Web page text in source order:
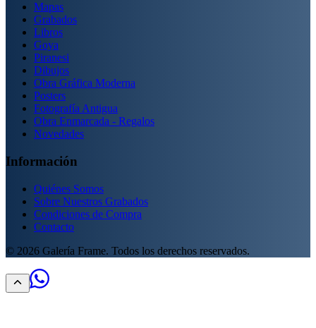
Mapas
Grabados
Libros
Goya
Piranesi
Dibujos
Obra Gráfica Moderna
Posters
Fotografía Antigua
Obra Enmarcada - Regalos
Novedades
Información
Quiénes Somos
Sobre Nuestros Grabados
Condiciones de Compra
Contacto
© 2026 Galería Frame. Todos los derechos reservados.